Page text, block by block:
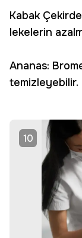
Kabak
lekelerin
Ananas:
temizleyebilir.
10